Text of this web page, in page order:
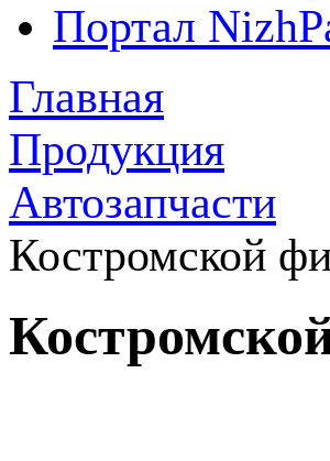
Портал
Главная
Продукция
Автозапчасти
Костромской